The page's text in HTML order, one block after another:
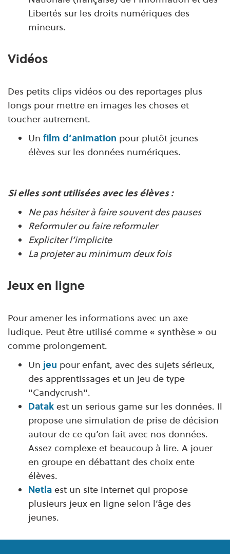
Libertés sur les droits numériques des
mineurs.
Vidéos
Des petits clips vidéos ou des reportages plus
longs pour mettre en images les choses et
toucher autrement.
Un film d’animation pour plutôt jeunes
élèves sur les données numériques.
Si elles sont utilisées avec les élèves :
Ne pas hésiter à faire souvent des pauses
Reformuler ou faire reformuler
Expliciter l’implicite
La projeter au minimum deux fois
Jeux en ligne
Pour amener les informations avec un axe
ludique. Peut être utilisé comme « synthèse » ou
comme prolongement.
Un jeu pour enfant, avec des sujets sérieux,
des apprentissages et un jeu de type
"Candycrush".
Datak est un serious game sur les données. Il
propose une simulation de prise de décision
autour de ce qu’on fait avec nos données.
Assez complexe et beaucoup à lire. A jouer
en groupe en débattant des choix ente
élèves.
Netla est un site internet qui propose
plusieurs jeux en ligne selon l’âge des
jeunes.